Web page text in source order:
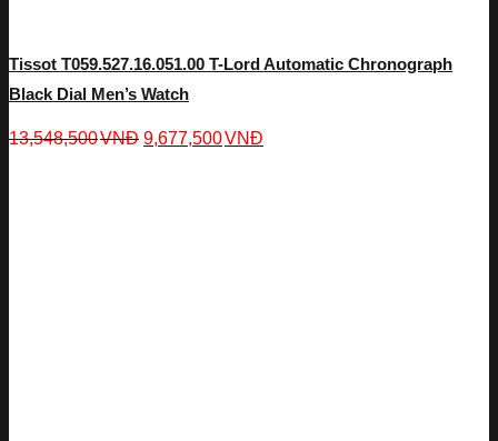
Tissot T059.527.16.051.00 T-Lord Automatic Chronograph
Black Dial Men’s Watch
13,548,500VNĐ 9,677,500VNĐ